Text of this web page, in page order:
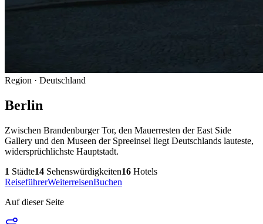
Region · Deutschland
Berlin
Zwischen Brandenburger Tor, den Mauerresten der East Side
Gallery und den Museen der Spreeinsel liegt Deutschlands lauteste,
widersprüchlichste Hauptstadt.
1 Städte14 Sehenswürdigkeiten16 Hotels
ReiseführerWeiterreisenBuchen
Auf dieser Seite